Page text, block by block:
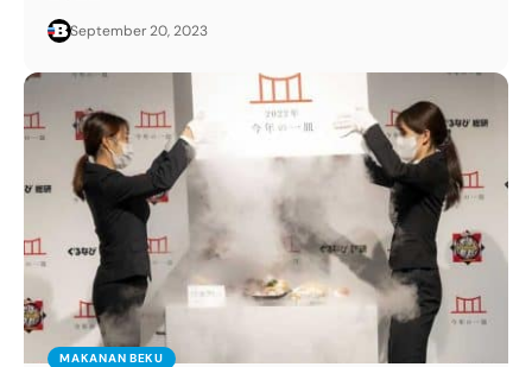
September 20, 2023
MAKANAN BEKU